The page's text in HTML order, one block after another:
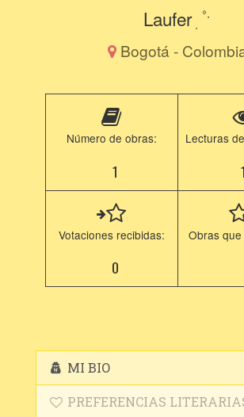
Laufer ִ ۫ ˑ
Bogotá -
Número de obras:
1
Lecturas
Votaciones recibidas:
0
Obras
MI BIO
PREFERENCIAS